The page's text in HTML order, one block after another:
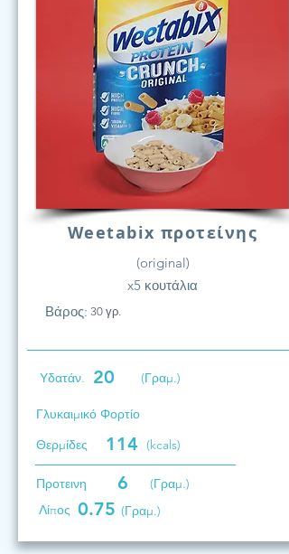
Weetabix προτείνης
(original)
x5 κουτάλια
Βάρος: 30 γρ.
Υδατάν. 20 (Γραμ.)
Γλυκαιμικό Φορτίο
Θερμίδες
114 (kcals)
Προτεινη 6
(Γραμ.)
Λίπος 0.75 (Γραμ.)